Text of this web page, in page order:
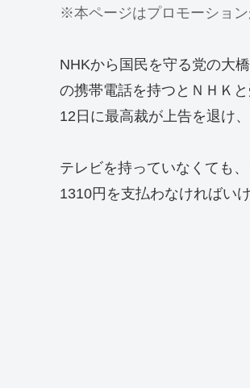
※本ページはプロモーショ
NHKから国民を守る党の大
の携帯電話を持つとＮＨＫ
12日に最高裁が上告を退け
テレビを持っていなくても
1310円を支払わなければい